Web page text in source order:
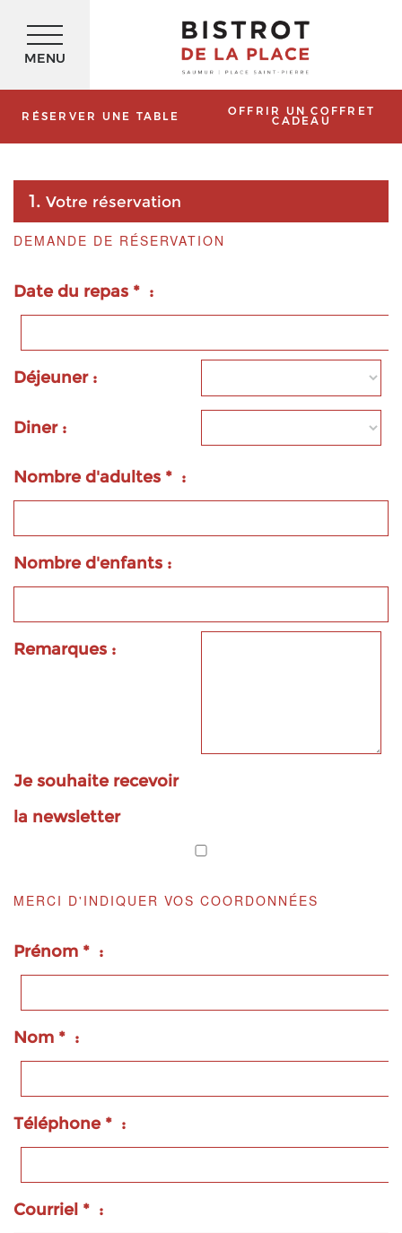
MENU
RÉSERVER UNE TABLE OFFRIR UN COFFRET
CADEAU
RÉSERVEZ VOTRE TABLE
Notre formulaire de réservation
1. Votre réservation
DEMANDE DE RÉSERVATION
Date du repas * :
Déjeuner :
Diner :
Nombre d'adultes * :
Nombre d'enfants :
Remarques :
Je souhaite recevoir
la newsletter
MERCI D'INDIQUER VOS COORDONNÉES
Prénom * :
Nom * :
Téléphone * :
Courriel * :